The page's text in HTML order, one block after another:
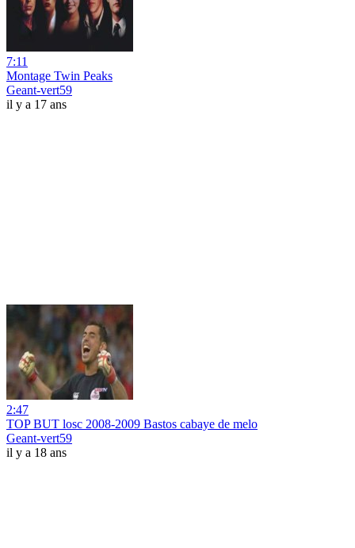
7:11
Montage Twin Peaks
Geant-vert59
il y a 17 ans
2:47
TOP BUT losc 2008-2009 Bastos cabaye de melo
Geant-vert59
il y a 18 ans